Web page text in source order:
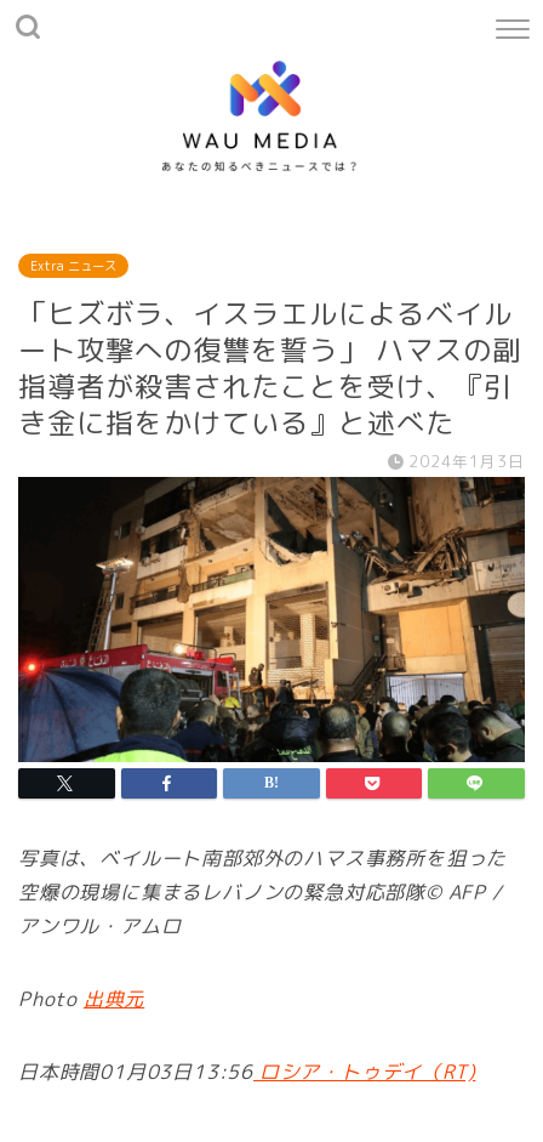
Extra ニュース
「ヒズボラ、イスラエルによるベイル
ート攻撃への復讐を誓う」 ハマスの副
指導者が殺害されたことを受け、『引
き金に指をかけている』と述べた
2024年1月3日
写真は、ベイルート南部郊外のハマス事務所を狙った
空爆の現場に集まるレバノンの緊急対応部隊© AFP /
アンワル・アムロ
Photo 出典元
日本時間01月03日13:56 ロシア・トゥデイ（RT)